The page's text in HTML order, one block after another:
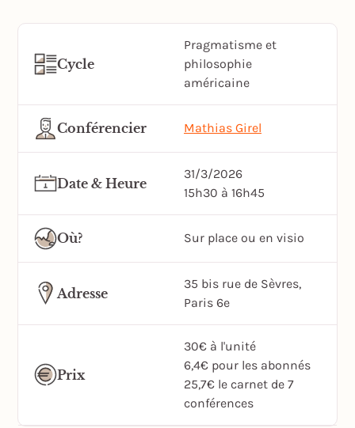
Cycle
Pragmatisme et
philosophie
américaine
Conférencier Mathias Girel
Date & Heure
31/3/2026
15h30 à 16h45
Où? Sur place ou en visio
Adresse
35 bis rue de Sèvres,
Paris 6e
Prix
30€ à l'unité
6,4€ pour les abonnés
25,7€ le carnet de 7
conférences